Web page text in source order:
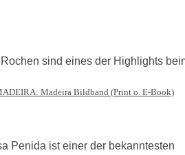
Madeira Bildband (Print o. E-Book)
sind eines der Highlights
Penida ist einer der bekanntesten